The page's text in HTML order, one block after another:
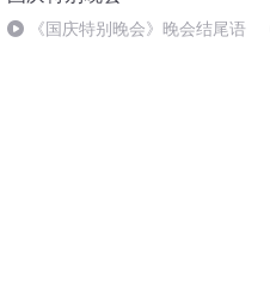
《国庆特别晚会》晚会结尾语